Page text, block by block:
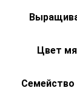
Цвет